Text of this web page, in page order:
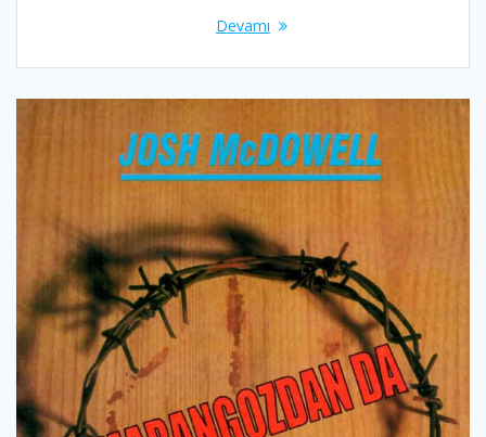
Devamı